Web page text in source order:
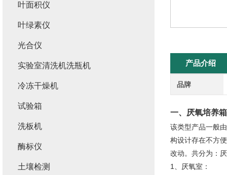
产品介绍
品牌
一、 厌氧培养
该类型产品一般
构设计存在不方
改动。共分为：
1、厌氧室：
叶面积仪
叶绿素仪
光合仪
实验室清洗机洗瓶机
冷冻干燥机
试验箱
洗板机
酶标仪
土壤检测